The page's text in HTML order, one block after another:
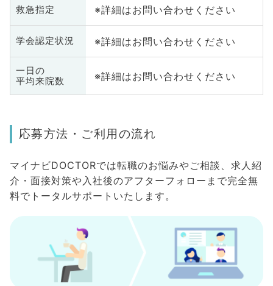
救急指定 ※詳細はお問い合わせください
学会認定状況 ※詳細はお問い合わせください
一日の
平均来院数
※詳細はお問い合わせください
応募方法・ご利用の流れ
マイナビDOCTORでは転職のお悩みやご相談、求人紹
介・面接対策や入社後のアフターフォローまで完全無
料でトータルサポートいたします。